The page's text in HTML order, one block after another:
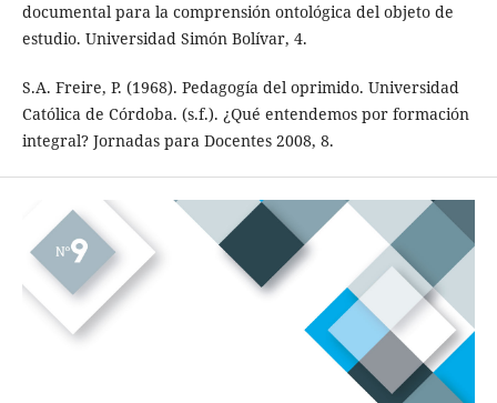
documental para la comprensión ontológica del objeto de
estudio. Universidad Simón Bolívar, 4.
S.A. Freire, P. (1968). Pedagogía del oprimido. Universidad
Católica de Córdoba. (s.f.). ¿Qué entendemos por formación
integral? Jornadas para Docentes 2008, 8.